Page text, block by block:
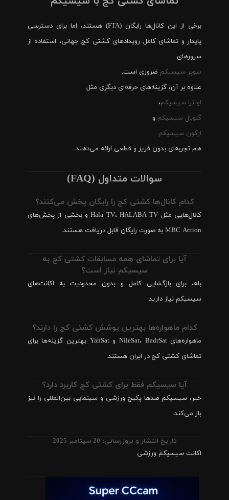
برخی از این کانال‌ها رایگان (FTA) هستند، اما برای دسترسی
پایدار و تماشای کامل رویدادهای کشتی کج جهانی، استفاده از
سرورهای
سوپر سیسیکم ضروری است.
علاوه بر آن، گزینه‌های حرفه‌ای دیگری مثل
اولترا سیسیکم،
گلوبال سیسیکم و
ارگون سیسیکم
هم تجربه‌ای بدون فریز و قطعی ارائه می‌دهند.
سوالات متداول (FAQ)
کدام کانال‌ها کشتی کج را رایگان پخش می‌کنند؟
کانال‌هایی مثل Hala TV، HALABA TV و بخشی از پخش‌های
MBC Action به صورت رایگان قابل دریافت هستند.
آیا برای تماشای همه مسابقات کشتی کج به
سیسیکم نیاز است؟
بله، برای بازگشایی کامل و بدون محدودیت به اکانت‌های
سیسیکم نیاز دارید.
کدام ماهواره‌ها بهترین پوشش کشتی کج را دارند؟
ماهواره‌های NileSat، BadrSat و YahSat بهترین گزینه‌ها برای
تماشای کشتی کج در ایران هستند.
آیا سیسیکم فقط برای کشتی کج کاربرد دارد؟
خیر، سیسیکم صدها پکیج ورزشی و سینمایی بین‌المللی را نیز
باز می‌کند.
تاریخ انتشار و بروزرسانی: 20 سپتامبر 2025
اکانت سیسیکم ورزشی